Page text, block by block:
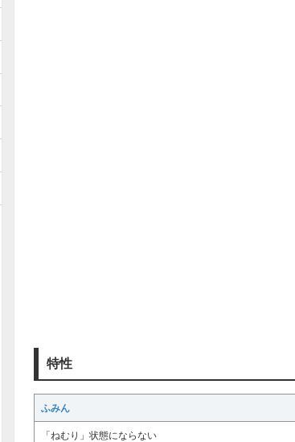
特性
ふみん
「ねむり」状態にならない